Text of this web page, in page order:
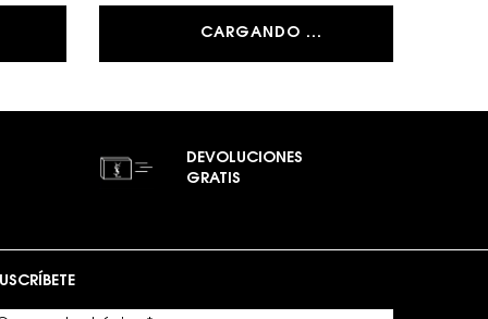
CARGANDO ...
DEVOLUCIONES
GRATIS